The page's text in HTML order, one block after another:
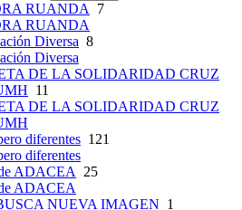
RUANDA 7
RUANDA
Diversa 8
Diversa
DE LA SOLIDARIDAD CRUZ
11
DE LA SOLIDARIDAD CRUZ
diferentes 121
diferentes
ADACEA 25
ADACEA
NUEVA IMAGEN 1